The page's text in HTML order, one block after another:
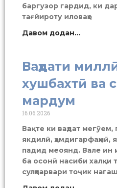
баргузор гардид, ки
тағйироту иловаҳо
Давом додан...
Ваҳдати
хушбахтӣ ва
мардум
16.06.2026
Вақте ки ваҳдат
якдилӣ, ҳамдигарфаҳмӣ,
падид меоянд. Вале ин
ба осонӣ насиби халқи
сулҳпарвари тоҷик